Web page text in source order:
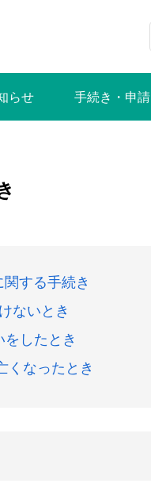
らせ 手続き・申請
する手続き
ないとき
したとき
くなったとき